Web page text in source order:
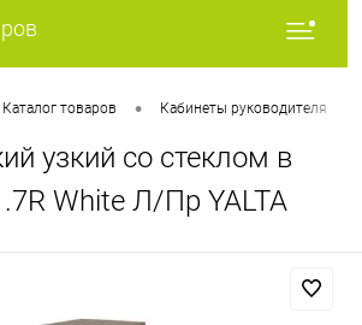
Каталог товаров • Кабинеты руководителя
узкий со стеклом в
White Л/Пр YALTA